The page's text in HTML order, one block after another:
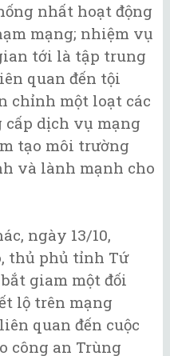
nhất hoạt động
mạng; nhiệm vụ
tới là tập trung
quan đến tội
chỉnh một loạt các
dịch vụ mạng
tạo môi trường
và lành mạnh cho
ngày 13/10,
thủ phủ tỉnh Tứ
giam một đối
lộ trên mạng
quan đến cuộc
công an Trùng